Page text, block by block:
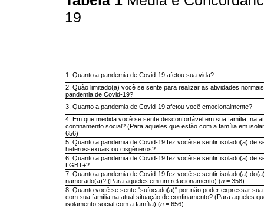
19
1. Quanto a pandemia de Covid-19 afetou sua vida?
2. Quão limitado(a) você se sente para realizar as atividades
pandemia de Covid-19?
3. Quanto a pandemia de Covid-19 afetou você emocionalmente?
4. Em que medida você se sente desconfortável em sua família, na
confinamento social? (Para aqueles que estão com a família em
656)
5. Quanto a pandemia de Covid-19 fez você se sentir isolado(a) de
heterossexuais ou cisgêneros?
6. Quanto a pandemia de Covid-19 fez você se sentir isolado(a) de
LGBT+?
7. Quanto a pandemia de Covid-19 fez você se sentir isolado(a)
namorado(a)? (Para aqueles em um relacionamento) (n = 358)
8. Quanto você se sente "sufocado(a)" por não poder expressar sua
com sua família na atual situação de confinamento? (Para aqueles
isolamento social com a família) (n = 656)